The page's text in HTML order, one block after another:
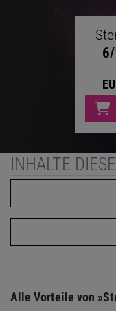
INHALTE
Alle Vorteile von